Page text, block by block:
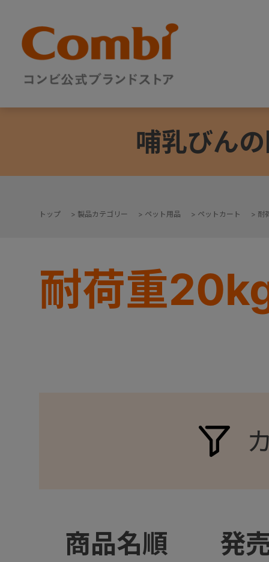
哺乳びん
トップ > 製品カテゴリー > ペット用品 > ペットカート > 耐
耐荷重
商品名順 発